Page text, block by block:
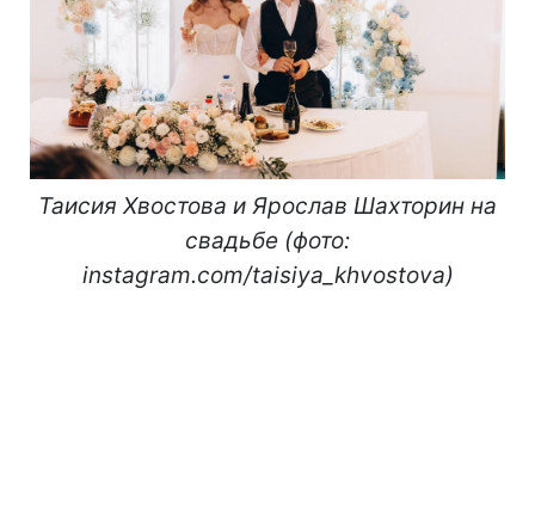
Таисия Хвостова и Ярослав Шахторин на
свадьбе (фото:
instagram.com/taisiya_khvostova)